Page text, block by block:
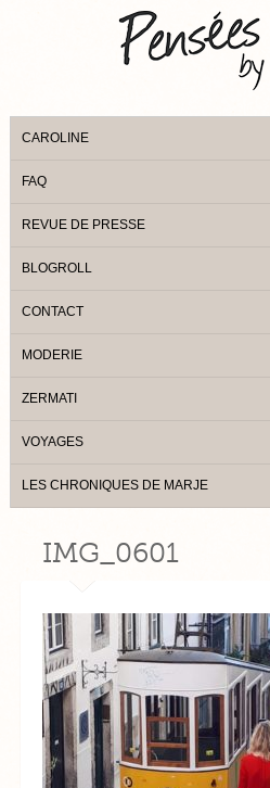
CAROLINE
FAQ
REVUE DE PRESSE
BLOGROLL
CONTACT
MODERIE
ZERMATI
VOYAGES
LES CHRONIQUES DE MARJE
IMG_0601